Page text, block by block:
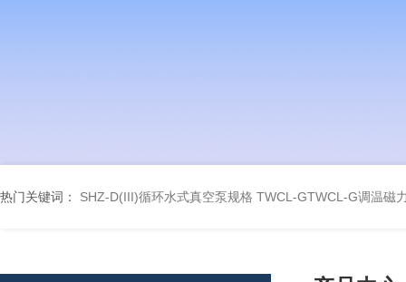
热门关键词： SHZ-D(III)循环水式真空泵规格 TWCL-GTWCL-G调温磁